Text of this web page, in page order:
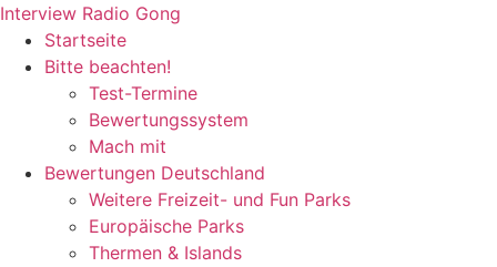
Zum
Inhalt
wechseln
Interview Radio Gong
Startseite
Bitte beachten!
Test-Termine
Bewertungssystem
Mach mit
Bewertungen Deutschland
Weitere Freizeit- und Fun Parks
Europäische Parks
Thermen & Islands